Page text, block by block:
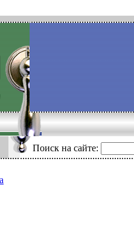
Поиск на сайте: